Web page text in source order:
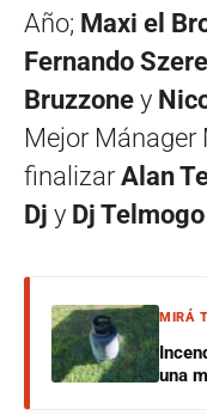
Año; Maxi el
Fernando
Bruzzone y
Mejor Mánager
finalizar Alan
Dj y Dj Telmogo
MIRÁ
una